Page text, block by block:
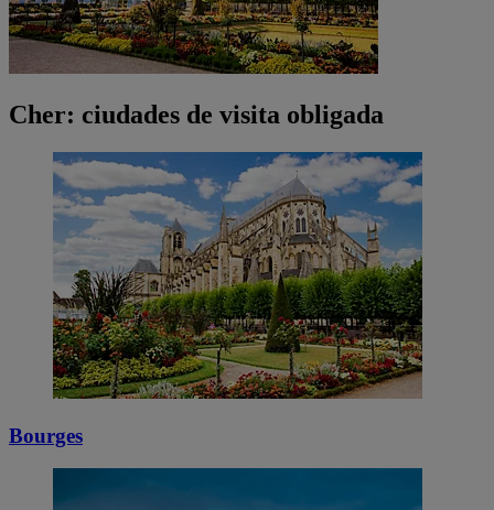
Cher: ciudades de visita obligada
Bourges